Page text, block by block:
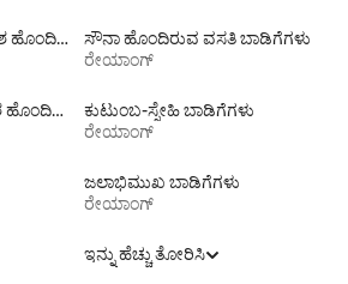
ಕಡಲತೀರದ ಪ್ರವೇಶಾವಕಾಶ ಹೊಂದಿರುವ ವಸತಿ ಬಾಡಿಗೆಗಳು
ಸೌನಾ ಹೊಂದಿರುವ ವಸತಿ ಬಾಡಿಗೆಗಳು
ರೇಯಾಂಗ್
ಸರೋವರದ ಪ್ರವೇಶವಕಾಶ ಹೊಂದಿರುವ ಬಾಡಿಗೆಗಳು
ಕುಟುಂಬ-ಸ್ನೇಹಿ ಬಾಡಿಗೆಗಳು
ರೇಯಾಂಗ್
ಜಲಾಭಿಮುಖ ಬಾಡಿಗೆಗಳು
ರೇಯಾಂಗ್
ಇನ್ನು ಹೆಚ್ಚು ತೋರಿಸಿ